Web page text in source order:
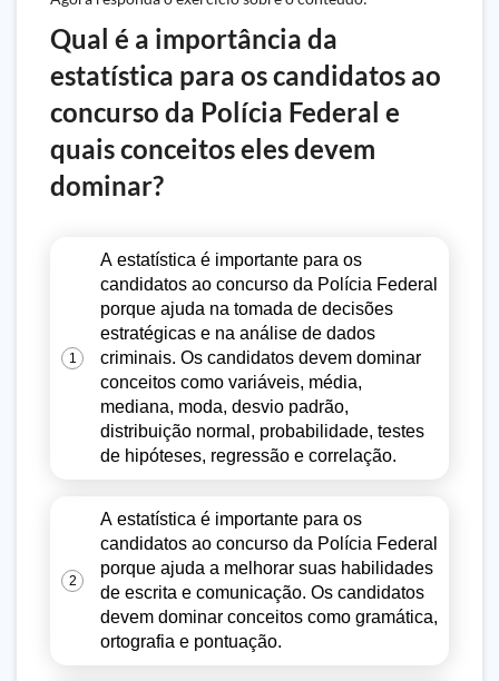
Qual é a importância da
estatística para os candidatos ao
concurso da Polícia Federal e
quais conceitos eles devem
dominar?
1
A estatística é importante para os
candidatos ao concurso da Polícia Federal
porque ajuda na tomada de decisões
estratégicas e na análise de dados
criminais. Os candidatos devem dominar
conceitos como variáveis, média,
mediana, moda, desvio padrão,
distribuição normal, probabilidade, testes
de hipóteses, regressão e correlação.
2
A estatística é importante para os
candidatos ao concurso da Polícia Federal
porque ajuda a melhorar suas habilidades
de escrita e comunicação. Os candidatos
devem dominar conceitos como gramática,
ortografia e pontuação.